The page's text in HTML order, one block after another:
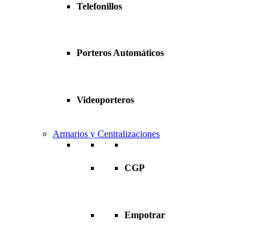
Telefonillos
Porteros Automáticos
Videoporteros
Armarios y Centralizaciones
CGP
Empotrar